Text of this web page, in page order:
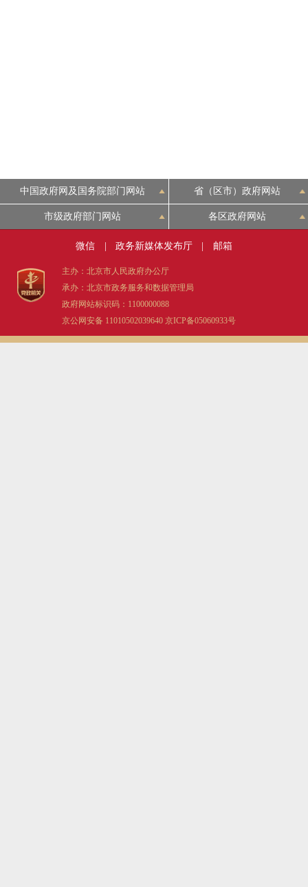
中国政府网及国务院部门网站 省（区市）政府网站
市级政府部门网站 各区政府网站
微信 政务新媒体发布厅 邮箱
主办：北京市人民政府办公厅
承办：北京市政务服务和数据管理局
政府网站标识码：1100000088
京公网安备 11010502039640 京ICP备05060933号